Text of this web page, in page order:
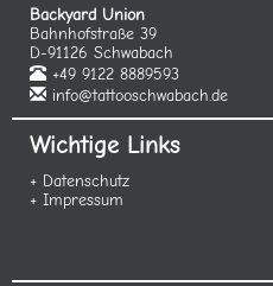
Backyard Union
Bahnhofstraße 39
D-91126 Schwabach
+49 9122 8889593
info@tattooschwabach.de
Wichtige Links
+ Datenschutz
+ Impressum